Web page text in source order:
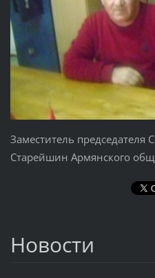
Заместитель председателя
Старейшин Армянского
Новости